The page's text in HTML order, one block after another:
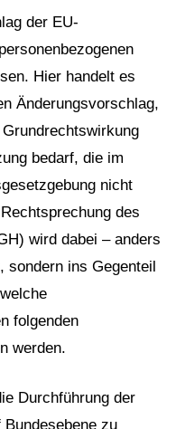
der EU-
Hier handelt es
Änderungsvorschlag,
bedarf, die im
nicht
des
wird dabei – anders
ins Gegenteil
folgenden
werden.
Durchführung der
zu